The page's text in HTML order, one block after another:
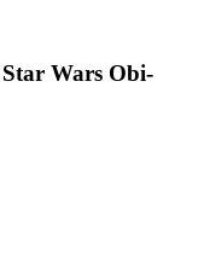
Wars Obi-